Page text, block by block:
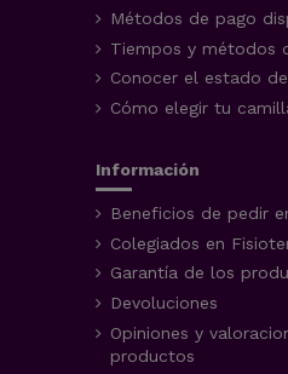
Métodos de pago
Tiempos y métodos
Conocer el estado
Cómo elegir tu
Información
Beneficios de pedir
Colegiados en
Garantía de los
Devoluciones
Opiniones y
productos